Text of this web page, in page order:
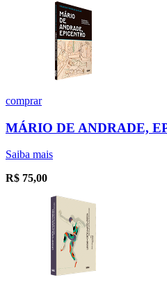
comprar
MÁRIO DE ANDRADE,
Saiba mais
R$ 75,00